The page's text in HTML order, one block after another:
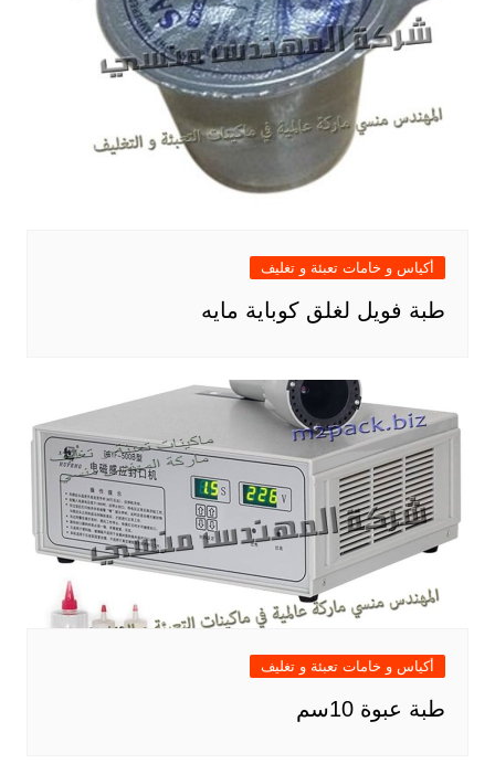
أكياس و خامات تعبئة و تغليف
طبة فويل لغلق كوباية مايه
أكياس و خامات تعبئة و تغليف
طبة عبوة 10سم